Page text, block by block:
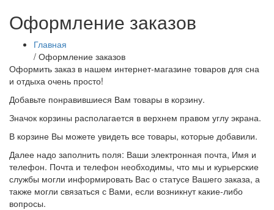
Оформление заказов
Главная
/ Оформление заказов
Оформить заказ в нашем интернет-магазине товаров для сна
и отдыха очень просто!
Добавьте понравившиеся Вам товары в корзину.
Значок корзины располагается в верхнем правом углу экрана.
В корзине Вы можете увидеть все товары, которые добавили.
Далее надо заполнить поля: Ваши электронная почта, Имя и
телефон. Почта и телефон необходимы, что мы и курьерские
службы могли информировать Вас о статусе Вашего заказа, а
также могли связаться с Вами, если возникнут какие-либо
вопросы.